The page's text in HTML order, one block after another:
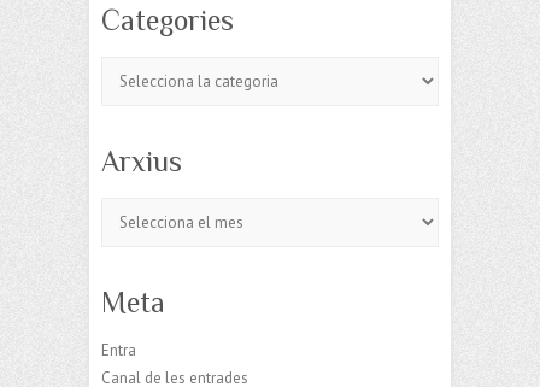
Categories
Arxius
Meta
Entra
Canal de les entrades